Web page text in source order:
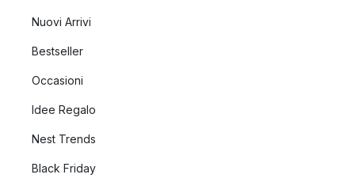
Nuovi Arrivi
Bestseller
Occasioni
Idee Regalo
Nest Trends
Black Friday